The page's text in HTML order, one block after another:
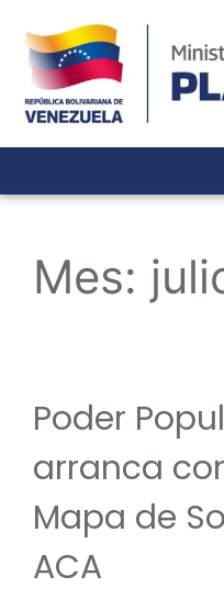
Mes:
Poder
arranca
Mapa de
ACA